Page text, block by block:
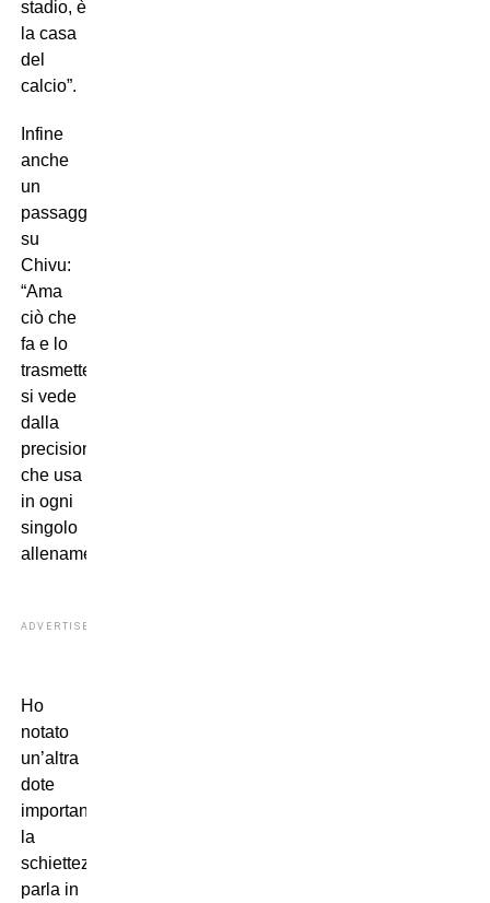
stadio, è
la casa
del
calcio”.
Infine
anche
un
passaggio
su
Chivu:
“Ama
ciò che
fa e lo
trasmette:
si vede
dalla
precisione
che usa
in ogni
singolo
allenamento.
ADVERTISEMENT
Ho
notato
un’altra
dote
importante,
la
schiettezza:
parla in